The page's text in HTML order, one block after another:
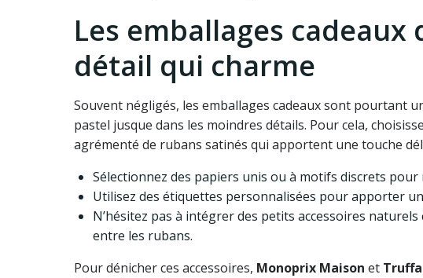
Les emballages
détail qui charme
Souvent négligés, les emballages cadeaux sont pourtant
pastel jusque dans les moindres détails. Pour cela,
agrémenté de rubans satinés qui apportent une touche
Sélectionnez des papiers unis ou à motifs discrets pour
Utilisez des étiquettes personnalisées pour apporter
N’hésitez pas à intégrer des petits accessoires
entre les rubans.
Pour dénicher ces accessoires, Monoprix Maison et